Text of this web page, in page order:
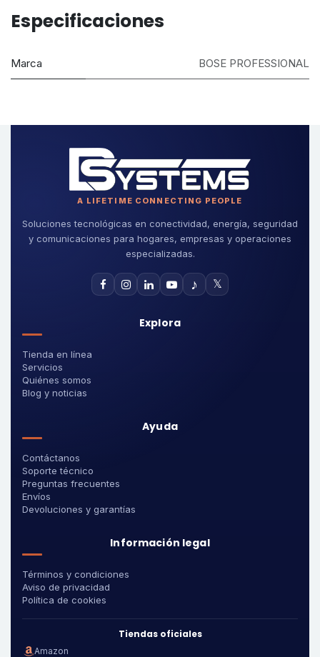
Especificaciones
Marca BOSE PROFESSIONAL
A LIFETIME CONNECTING PEOPLE
Soluciones tecnológicas en conectividad, energía, seguridad
y comunicaciones para hogares, empresas y operaciones
especializadas.
♪ 𝕏
Explora
Tienda en línea
Servicios
Quiénes somos
Blog y noticias
Ayuda
Contáctanos
Soporte técnico
Preguntas frecuentes
Envíos
Devoluciones y garantías
Información legal
Términos y condiciones
Aviso de privacidad
Política de cookies
Tiendas oficiales
Amazon